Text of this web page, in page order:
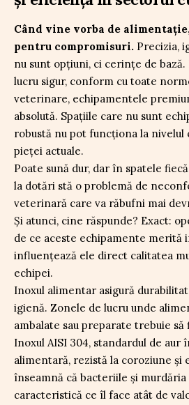
Când vine vorba de
pentru compromisuri. Precizia,
nu sunt opţiuni, ci cerinţe de
lucru sigur, conform cu toate
veterinare, echipamentele
absolută. Spaţiile care nu sunt
robustă nu pot funcţiona la
pieţei actuale.
Poate sună dur, dar în spatele
la dotări stă o problemă de
veterinară care va răbufni mai
Şi atunci, cine răspunde? Exact:
de ce aceste echipamente merită
influenţează ele direct calitatea
echipei.
Inoxul alimentar asigură
igienă. Zonele de lucru unde
ambalate sau preparate trebuie să
Inoxul AISI 304, standardul de aur
alimentară, rezistă la coroziune şi
înseamnă că bacteriile şi
caracteristică ce îl face atât de